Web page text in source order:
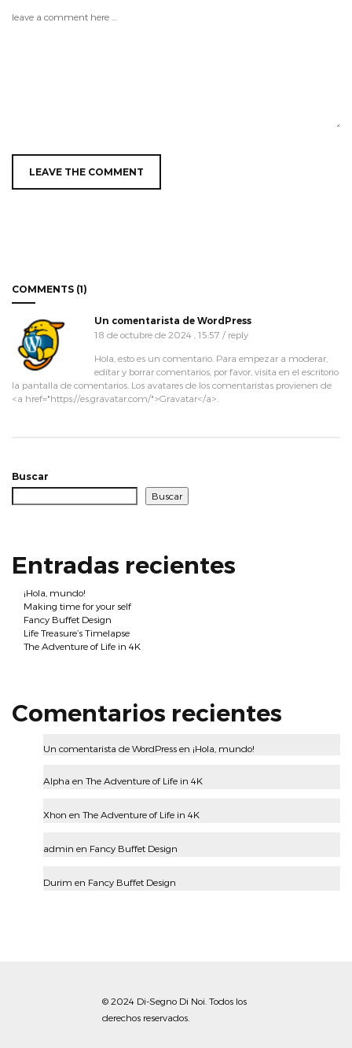
COMMENTS (1)
Un comentarista de WordPress
18 de octubre de 2024 , 15:57 / reply
Hola, esto es un comentario. Para empezar a moderar,
editar y borrar comentarios, por favor, visita en el escritorio
la pantalla de comentarios. Los avatares de los comentaristas provienen de
<a href="https://es.gravatar.com/">Gravatar</a>.
Buscar
Buscar
Entradas recientes
¡Hola, mundo!
Making time for your self
Fancy Buffet Design
Life Treasure’s Timelapse
The Adventure of Life in 4K
Comentarios recientes
Un comentarista de WordPress en ¡Hola, mundo!
Alpha en The Adventure of Life in 4K
Xhon en The Adventure of Life in 4K
admin en Fancy Buffet Design
Durim en Fancy Buffet Design
© 2024 Di-Segno Di Noi. Todos los
derechos reservados.